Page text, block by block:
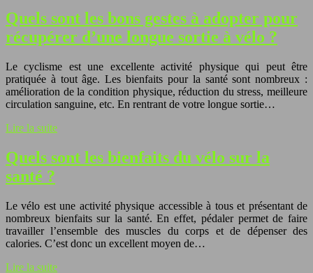
Quels sont les bons gestes à adopter pour
récupérer d’une longue sortie à vélo ?
Le cyclisme est une excellente activité physique qui peut être
pratiquée à tout âge. Les bienfaits pour la santé sont nombreux :
amélioration de la condition physique, réduction du stress, meilleure
circulation sanguine, etc. En rentrant de votre longue sortie…
Lire la suite
Quels sont les bienfaits du vélo sur la
santé ?
Le vélo est une activité physique accessible à tous et présentant de
nombreux bienfaits sur la santé. En effet, pédaler permet de faire
travailler l’ensemble des muscles du corps et de dépenser des
calories. C’est donc un excellent moyen de…
Lire la suite